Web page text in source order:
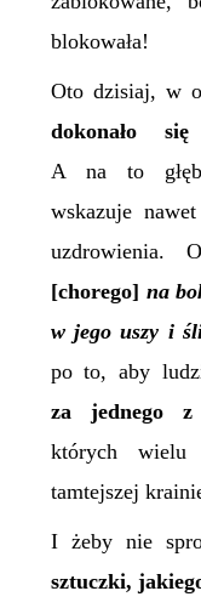
blokowała!
Otodzisiaj, w
dokonało
A na to
wskazuje
uzdrowienia.
[chorego] na
w jego uszy i
po to, aby
za jednego z
których
tamtejszej
I żeby nie
sztuczki,